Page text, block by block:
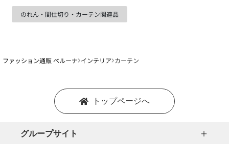
のれん・間仕切り・カーテン関連品
ファッション通販 ベルーナ インテリア カーテン
トップページへ
グループサイト